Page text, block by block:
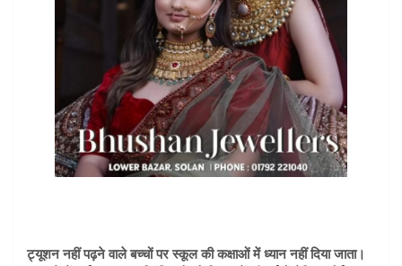
ट्यूशन नहीं पढ़ने वाले बच्चों पर स्कूल की कक्षाओं में ध्यान नहीं दिया जाता।